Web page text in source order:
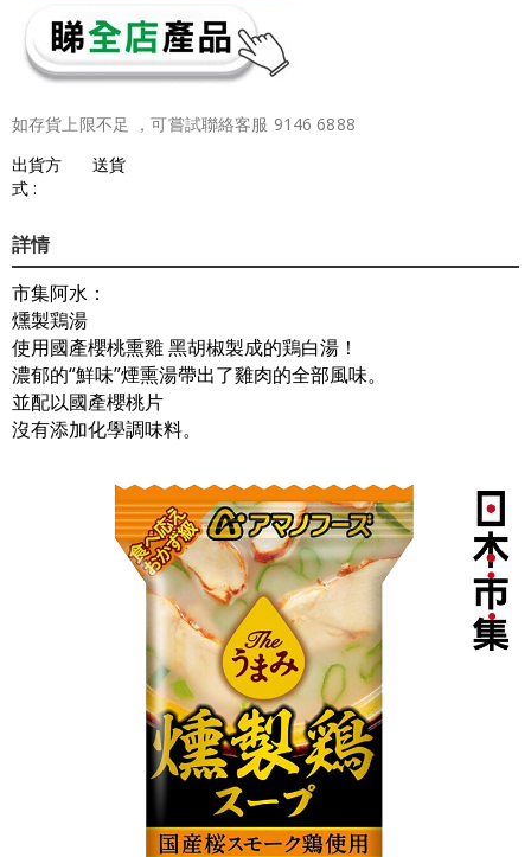
如存貨上限不足 ，可嘗試聯絡客服 9146 6888
出貨方
式 :
送貨
詳情
市集阿水：
燻製鶏湯
使用國產櫻桃熏雞 黑胡椒製成的鶏白湯！
濃郁的“鮮味”煙熏湯帶出了雞肉的全部風味。
並配以國產櫻桃片
沒有添加化學調味料。